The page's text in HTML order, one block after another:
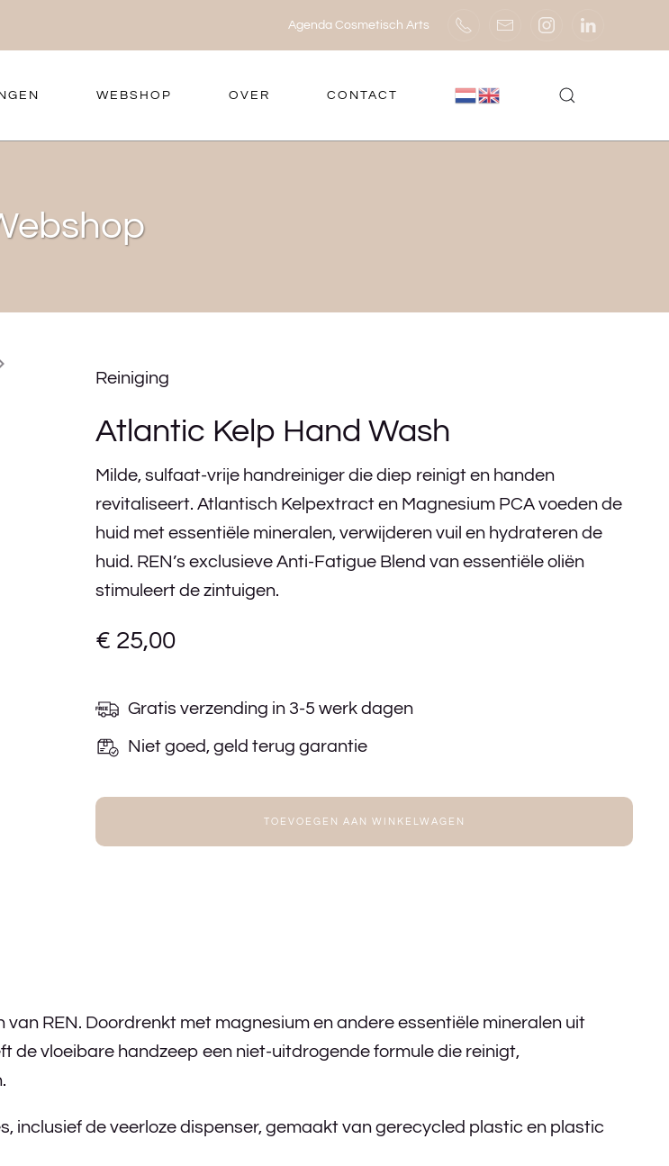
Agenda Cosmetisch Arts
WEBSHOP OVER CONTACT
Reiniging
Atlantic Kelp Hand Wash
Milde, sulfaat-vrije handreiniger die diep reinigt en handen
revitaliseert. Atlantisch Kelpextract en Magnesium PCA voeden de
huid met essentiële mineralen, verwijderen vuil en hydrateren de
huid. REN’s exclusieve Anti-Fatigue Blend van essentiële oliën
stimuleert de zintuigen.
€ 25,00
Gratis verzending in 3-5 werk dagen
Niet goed, geld terug garantie
TOEVOEGEN AAN WINKELWAGEN
REN. Doordrenkt met magnesium en andere essentiële mineralen uit
de vloeibare handzeep een niet-uitdrogende formule die reinigt,
inclusief de veerloze dispenser, gemaakt van gerecycled plastic en plastic